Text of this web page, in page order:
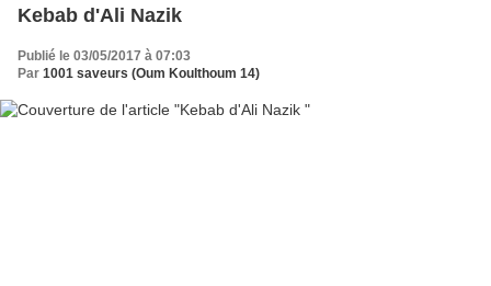
Kebab d'Ali Nazik
Publié le 03/05/2017 à 07:03
Par 1001 saveurs (Oum Koulthoum 14)